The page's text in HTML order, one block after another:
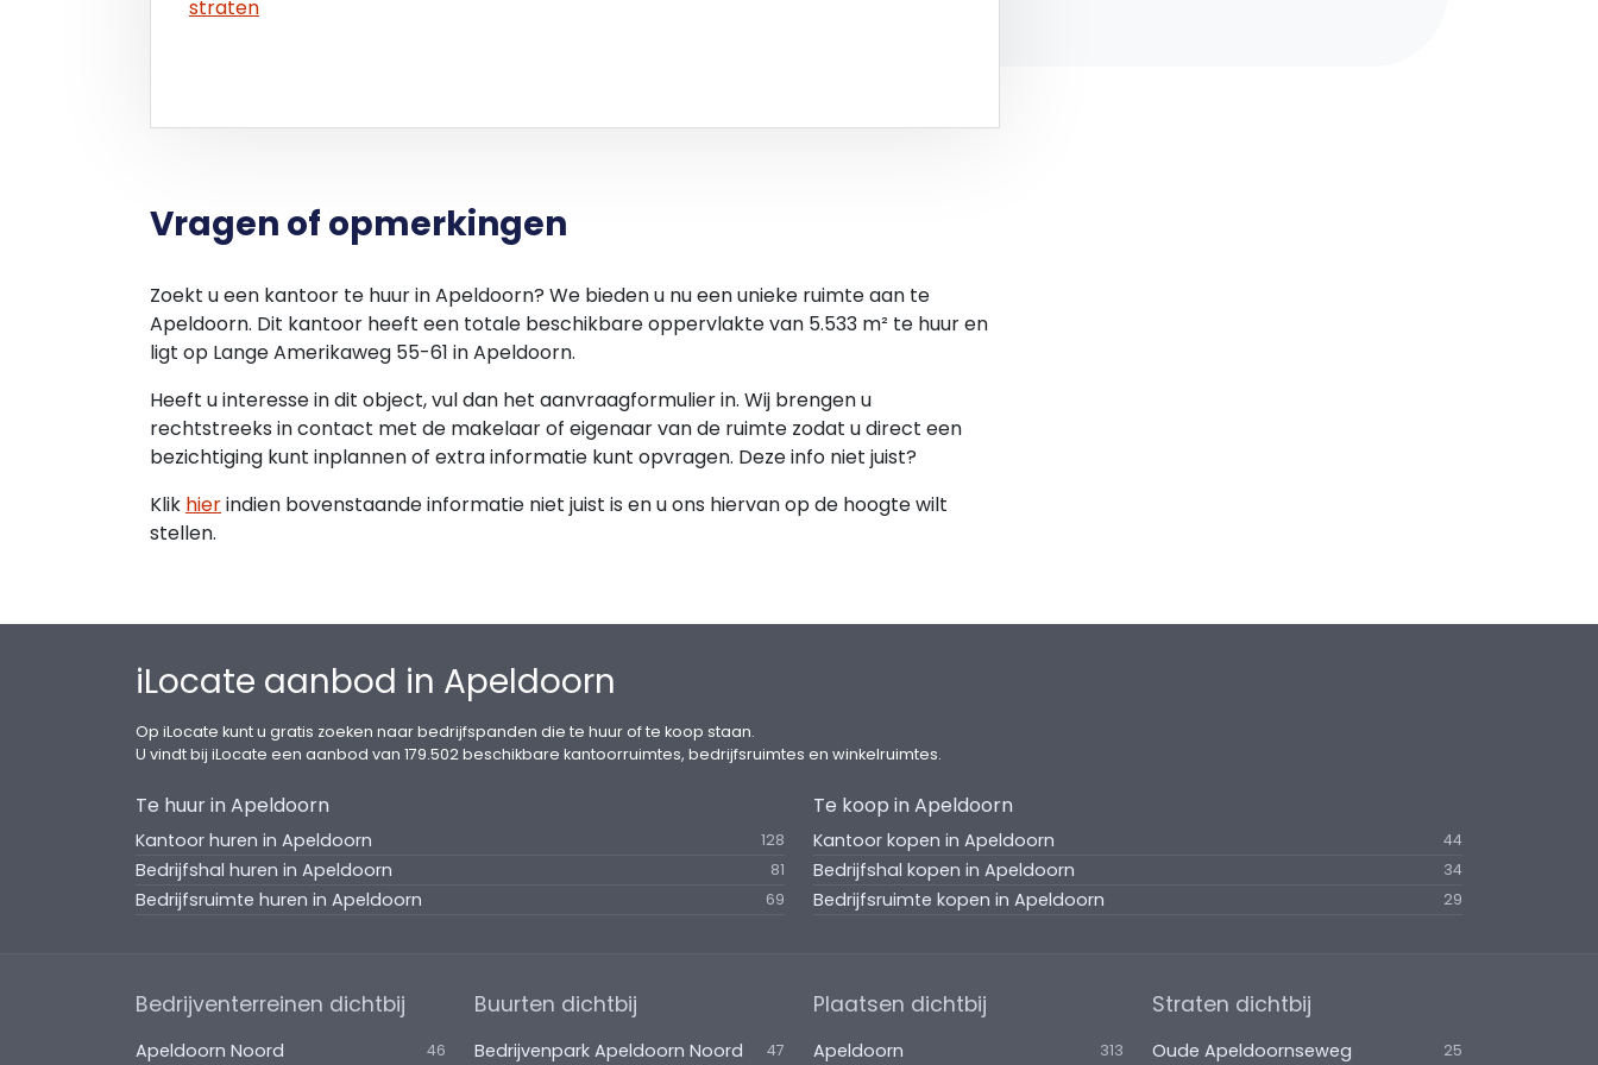
membership kies je zelf uit op welke werkdagen jij naar kantoor komt. Schuif lekker aan bij
FULLTIME
om met je laptop neer te strijken. Behoefte aan een bureau, beeldscherm, toetsenbord en
muis? Je boekt gemakkelijk in de app en de werkdag kan beginnen!
TER PLAATSE UIT TE BREIDEN MET
Met een membership heb je toegang tot alle locaties van Mr.Green. Je bent volledig
flexibel, je reserveert jouw locatie en werkplek op basis van jouw agenda en to do lijst. Een
gemakkelijk met de Mr.Green app:
• Desk open space
• Office
• Meeting Room
PARKEREN
Voldoende op eigen parkeerterrein.
· Volledig ingerichte kantoorruimtes
· Vergaderruimtes
· Flexplekken
· Lunchcafé
· Belruimtes
straten
Vragen of opmerkingen
Zoekt u een kantoor te huur in Apeldoorn? We bieden u nu een unieke ruimte aan te
Apeldoorn. Dit kantoor heeft een totale beschikbare oppervlakte van 5.533 m² te huur en
ligt op Lange Amerikaweg 55-61 in Apeldoorn.
Heeft u interesse in dit object, vul dan het aanvraagformulier in. Wij brengen u
rechtstreeks in contact met de makelaar of eigenaar van de ruimte zodat u direct een
bezichtiging kunt inplannen of extra informatie kunt opvragen. Deze info niet juist?
Klik hierindien bovenstaande informatie niet juist is en u ons hiervan op de hoogte wilt
stellen.
iLocate aanbod in Apeldoorn
Op iLocate kunt u gratis zoeken naar bedrijfspanden die te huur of te koop staan.
U vindt bij iLocate een aanbod van 179.502 beschikbare kantoorruimtes, bedrijfsruimtes en winkelruimtes.
Te huur in Apeldoorn
Kantoor huren in Apeldoorn 128
Bedrijfshal huren in Apeldoorn 81
Bedrijfsruimte huren in Apeldoorn 69
Te koop in Apeldoorn
Kantoor kopen in Apeldoorn 44
Bedrijfshal kopen in Apeldoorn 34
Bedrijfsruimte kopen in Apeldoorn 29
Bedrijventerreinen dichtbij
Apeldoorn Noord 46
Buurten dichtbij
Bedrijvenpark Apeldoorn Noord 47
Plaatsen dichtbij
Apeldoorn 313
Straten dichtbij
Oude Apeldoornseweg 25